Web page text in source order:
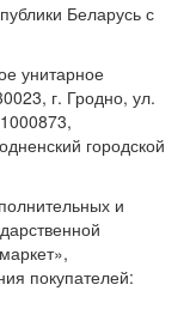
Беларусь с
унитарное
г. Гродно, ул.
городской
и
покупателей: